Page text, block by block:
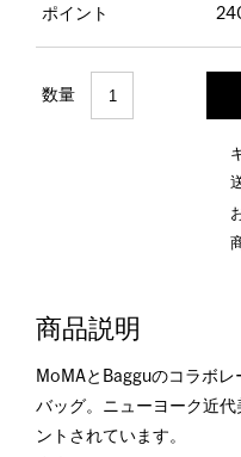
ポイント
数量
商品説明
MoMAとBagguのコラボレ
バッグ。ニューヨーク近
ントされています。